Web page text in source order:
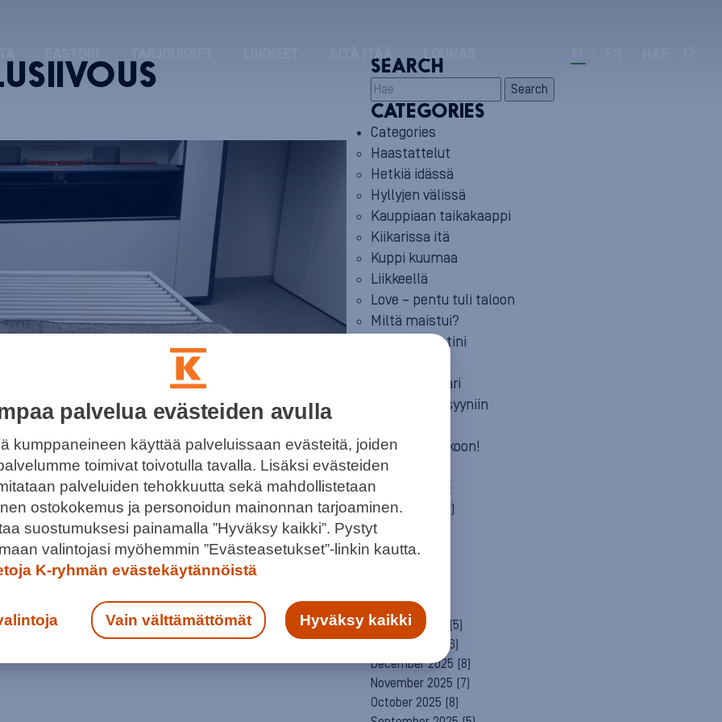
SITÄ ITÄÄ LOUNAS
SEARCH
Search
CATEGORIES
Categories
Haastattelut
Hetkiä idässä
Hyllyjen välissä
Kauppiaan taikakaappi
Kiikarissa itä
Kuppi kuumaa
Liikkeellä
Love – pentu tuli taloon
Miltä maistui?
Minun reseptini
Neuvosta vaari
Parempaan syyniin
Summeri soikoon!
Yleinen
ARCHIVE
August 2026
(2)
July 2026
June 2026
March 2026
February 2026
(5)
(6)
December 2025 (8)
November 2025 (7)
October 2025 (8)
ON AINA AUKI JA VALMIINA
MATOT
siivousaikataululla sekä nopeilla
palvelua evästeiden avulla
kumppaneineen käyttää palveluissaan evästeitä, joiden
toimivat toivotulla tavalla. Lisäksi evästeiden
palveluiden tehokkuutta sekä mahdollistetaan
ostokokemus ja personoidun mainonnan tarjoaminen.
suostumuksesi painamalla ”Hyväksy kaikki”. Pystyt
valintojasi myöhemmin ”Evästeasetukset”-linkin kautta.
K-ryhmän evästekäytännöistä
Vain välttämättömät Hyväksy kaikki